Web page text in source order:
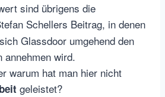
sind übrigens die
Schellers Beitrag, in denen
Glassdoor umgehend den
annehmen wird.
warum hat man hier nicht
geleistet?